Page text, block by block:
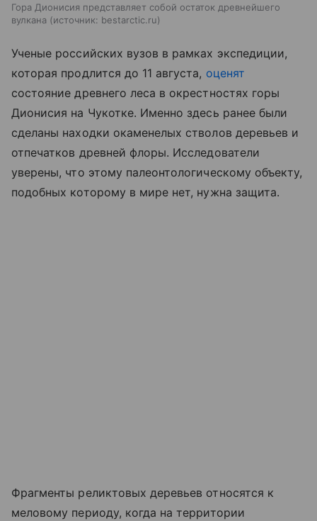
Гора Дионисия представляет собой остаток древнейшего
вулкана
источник: bestarctic.ru
Ученые российских вузов в рамках экспедиции,
которая продлится до 11 августа, оценят
состояние древнего леса в окрестностях горы
Дионисия на Чукотке. Именно здесь ранее были
сделаны находки окаменелых стволов деревьев и
отпечатков древней флоры. Исследователи
уверены, что этому палеонтологическому объекту,
подобных которому в мире нет, нужна защита.
Фрагменты реликтовых деревьев относятся к
меловому периоду, когда на территории